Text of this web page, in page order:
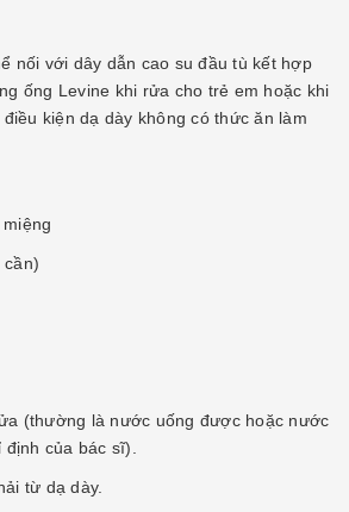
nối với dây dẫn cao su đầu tù kết hợp
ống Levine khi rửa cho trẻ em hoặc khi
kiện dạ dày không có thức ăn làm
cần)
(thường là nước uống được hoặc nước
của bác sĩ).
từ dạ dày.